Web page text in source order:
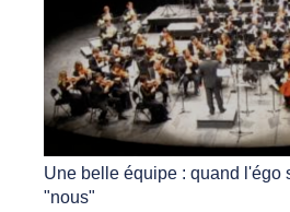
Une belle équipe : quand l'égo
"nous"